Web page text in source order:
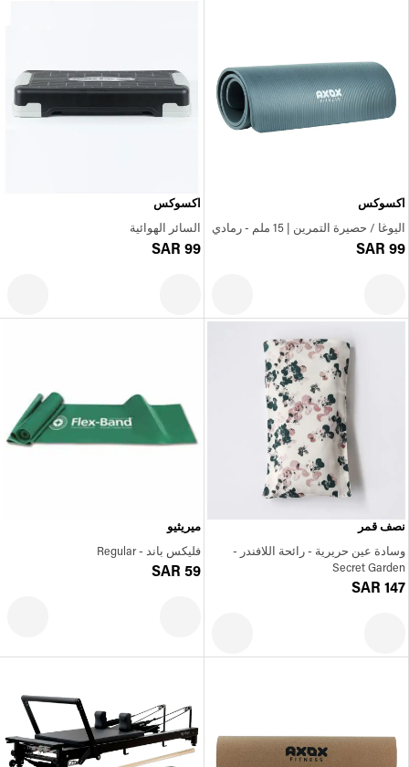
اكسوكس
اليوغا / حصيرة التمرين | 15 ملم - رمادي
SAR 99
اكسوكس
السائر الهوائية
SAR 99
نصف قمر
وسادة عين حريرية - رائحة اللافندر -
Secret Garden
SAR 147
ميريثيو
فليكس باند - Regular
SAR 59